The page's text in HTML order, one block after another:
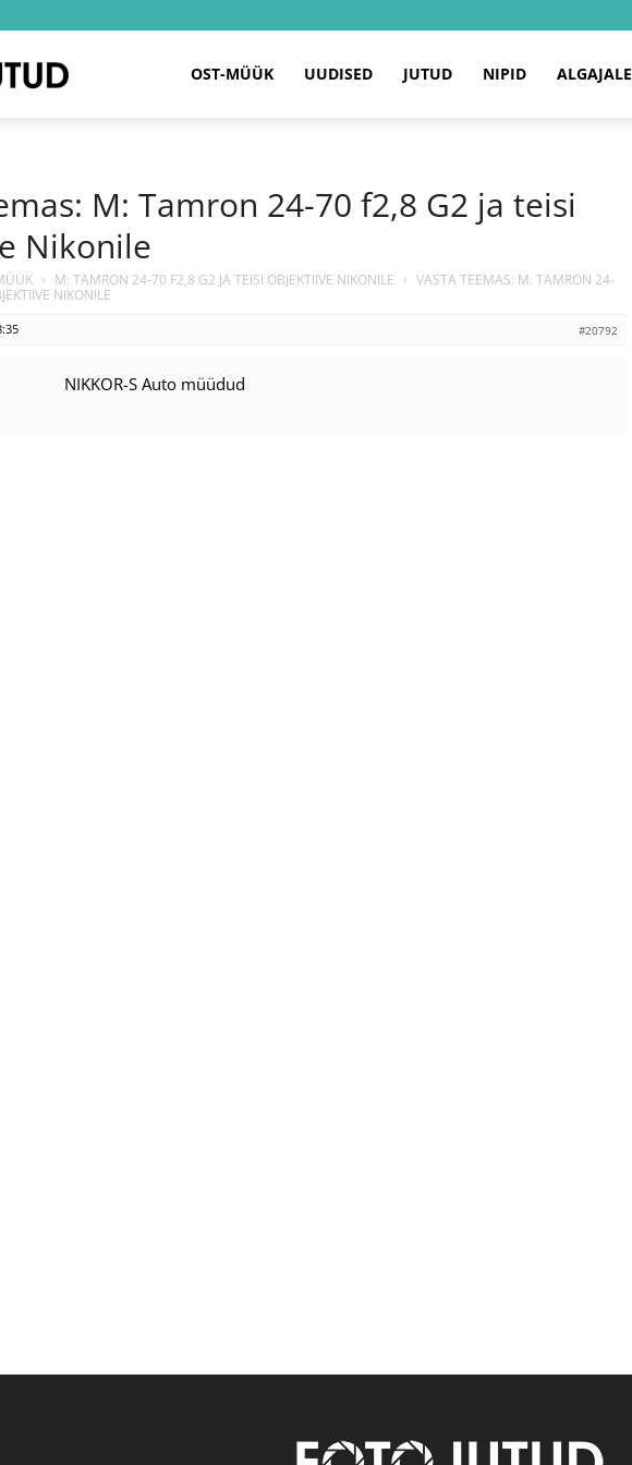
OST-MÜÜK UUDISED JUTUD NIPID ALGAJALE
M: Tamron 24-70 f2,8 G2 ja teisi
Nikonile
› M: TAMRON 24-70 F2,8 G2 JA TEISI OBJEKTIIVE NIKONILE › VASTA TEEMAS: M: TAMRON 24-
NIKONILE
#20792
NIKKOR-S Auto müüdud